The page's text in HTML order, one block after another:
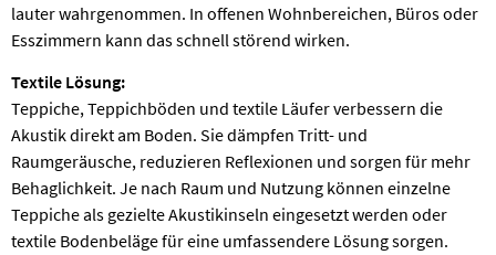
lauter wahrgenommen. In offenen Wohnbereichen, Büros oder
Esszimmern kann das schnell störend wirken.
Textile Lösung:
Teppiche, Teppichböden und textile Läufer verbessern die
Akustik direkt am Boden. Sie dämpfen Tritt- und
Raumgeräusche, reduzieren Reflexionen und sorgen für mehr
Behaglichkeit. Je nach Raum und Nutzung können einzelne
Teppiche als gezielte Akustikinseln eingesetzt werden oder
textile Bodenbeläge für eine umfassendere Lösung sorgen.